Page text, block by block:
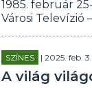
1985. február
Városi Televízió
SZÍNES | 2025. feb.
A világ